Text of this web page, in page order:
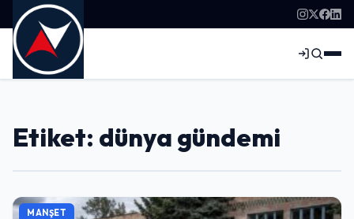
Etiket: dünya gündemi
MANŞET